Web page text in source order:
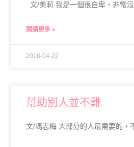
文/美莉 我是一個很自卑、非常
閱讀更多 »
2018-04-22
幫助別人並不難
文/馮志梅 大部分的人最需要的，